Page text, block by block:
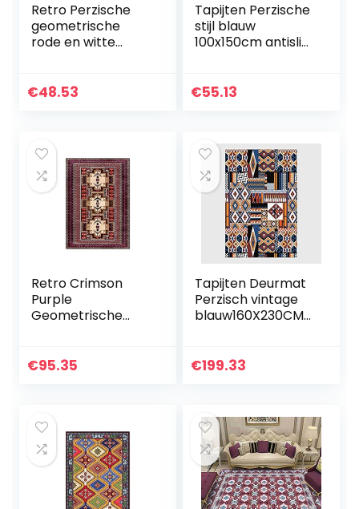
Retro Perzische
geometrische
rode en witte
slaapkamer
€48.53
Tapijten Perzische
stijl blauw
100x150cm antislip
comfort matten
€55.13
Retro Crimson
Purple
Geometrische
Meisje Slaapkamer
€95.35
Tapijten Deurmat
Perzisch vintage
blauw160X230CM
tapijt vloer Super
€199.33